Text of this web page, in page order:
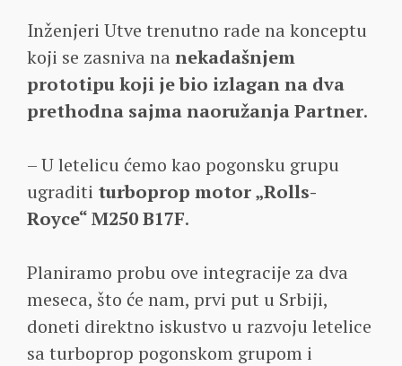
Inženjeri Utve trenutno rade na konceptu
koji se zasniva na nekadašnjem
prototipu koji je bio izlagan na dva
prethodna sajma naoružanja Partner.
– U letelicu ćemo kao pogonsku grupu
ugraditi turboprop motor „Rolls-
Royce“ M250 B17F.
Planiramo probu ove integracije za dva
meseca, što će nam, prvi put u Srbiji,
doneti direktno iskustvo u razvoju letelice
sa turboprop pogonskom grupom i